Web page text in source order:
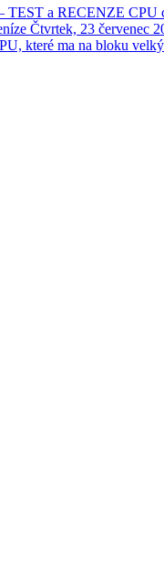
a RECENZE CPU
Čtvrtek, 23 červenec
které ma na bloku